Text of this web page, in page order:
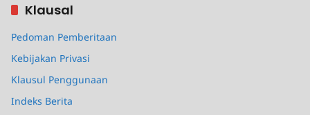
Klausal
Pedoman Pemberitaan
Kebijakan Privasi
Klausul Penggunaan
Indeks Berita